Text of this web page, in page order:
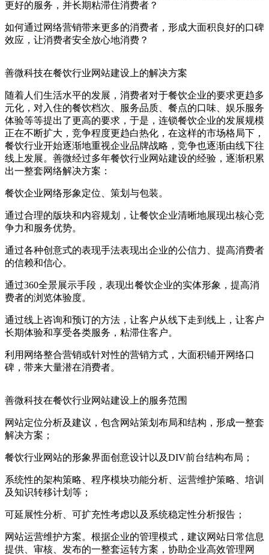
更好的服务，并长期粘滞住消费者？
如何通过网络营销带来更多的消费者，形成大面积良好的口碑
效应，让消费者安全放心地消费？
善微科技在餐饮行业网站建设上的解决方案
随着人们生活水平的发展，消费者对于餐饮企业的要求更趋多
元化，对入住的餐饮档次、服务品质、餐点的口味、娱乐服务
体验等等提出了更高的要求，于是，连锁餐饮企业的发展规模
正在不断扩大，竞争程度更趋白热化，在这样的市场格局下，
餐饮行业开始逐渐地重视企业品牌战略，竞争也逐渐由线下往
线上发展。善微经过多年餐饮行业网站建设的经验，逐渐积累
出一整套网络解决方案：
餐饮企业网络形象定位、策划与包装。
通过合理的版块和内容规划，让餐饮企业清晰地展现出核心竞
争力和服务优势。
通过各种创意式的表现手法表现出企业的公信力、提高消费者
的信赖和信心。
通过360全景展示手段，表现出餐饮企业的实体形象，提高消
费者的浏览体验度。
通过线上咨询和预订的方法，让客户从线下走到线上，让客户
长期体验和享受各类服务，粘滞住客户。
利用网络整合营销或针对性的营销方式，大面积铺开网络口
碑，带来大量潜在消费者。
善微科技在餐饮行业网站建设上的服务范围
网站定位分析及建议，包含网站策划布局和结构，形成一整套
解决方案；
餐饮行业网站的形象界面创意设计以及DIV前台结构布局；
系统性的架构策略、程序模块功能分析、运营维护策略、培训
及知识转移计划等；
可延展性分析、可扩充性考虑以及系统稳定性分析报告；
网站运营维护方案。根据企业的管理模式，建议网站日常信息
提供、审核、发布的一整套运转方案，协助企业高效管理网